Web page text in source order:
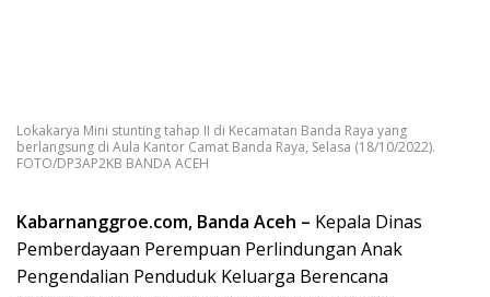
Lokakarya Mini stunting tahap II di Kecamatan Banda Raya yang
berlangsung di Aula Kantor Camat Banda Raya, Selasa (18/10/2022).
FOTO/DP3AP2KB BANDA ACEH
Kabarnanggroe.com, Banda Aceh – Kepala Dinas
Pemberdayaan Perempuan Perlindungan Anak
Pengendalian Penduduk Keluarga Berencana